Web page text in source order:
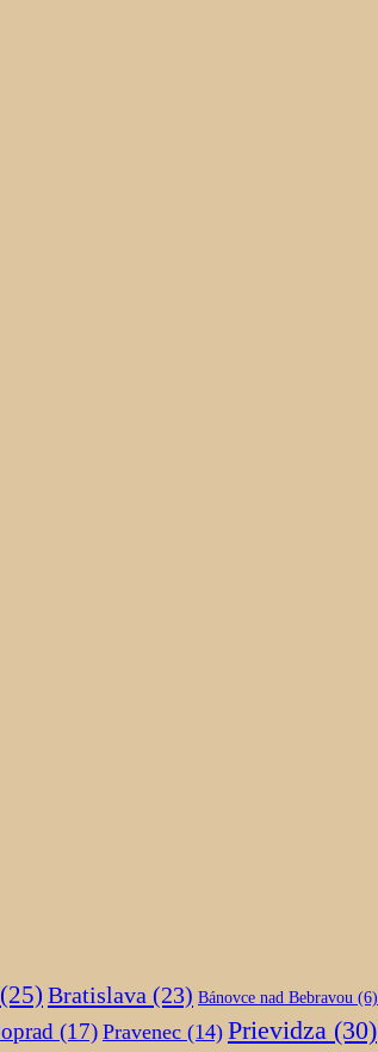
(25) Bratislava (23) Bánovce nad Bebravou (6)
(17) Pravenec (14) Prievidza (30)